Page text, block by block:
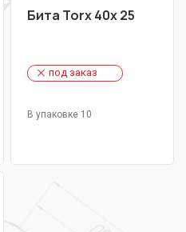
Бита Torx 40х 25
под заказ
В упаковке 10